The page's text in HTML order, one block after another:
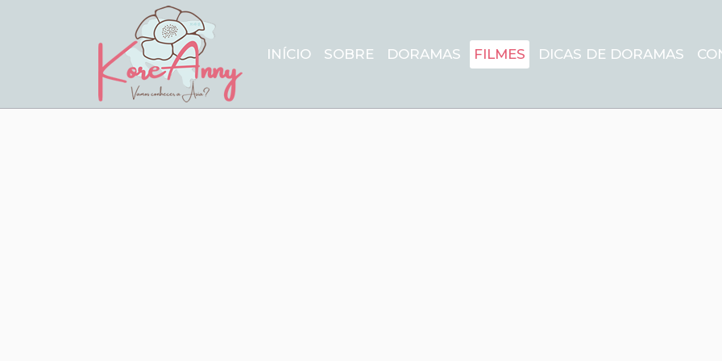
INÍCIO SOBRE DORAMAS FILMES DICAS DE DORAMAS